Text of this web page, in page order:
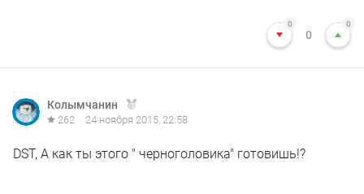
0
0
0
Колымчанин
262 24 ноября 2015, 22:58
DST, А как ты этого " черноголовика" готовишь!?